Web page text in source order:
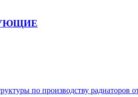
по производству радиаторов